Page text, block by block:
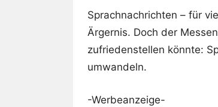
Sprachnachrichten – für
Ärgernis. Doch der
zufriedenstellen könnte:
umwandeln.
-Werbeanzeige-